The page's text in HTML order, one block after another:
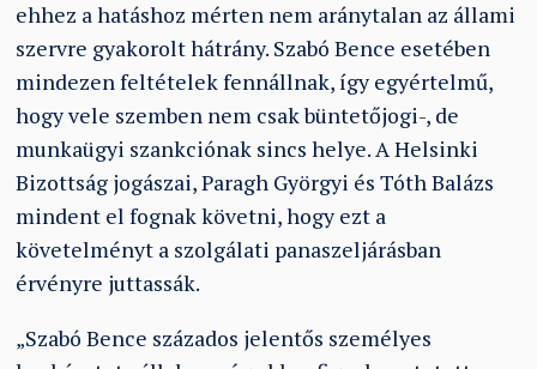
ehhez a hatáshoz mérten nem aránytalan az állami
szervre gyakorolt hátrány. Szabó Bence esetében
mindezen feltételek fennállnak, így egyértelmű,
hogy vele szemben nem csak büntetőjogi-, de
munkaügyi szankciónak sincs helye. A Helsinki
Bizottság jogászai, Paragh Györgyi és Tóth Balázs
mindent el fognak követni, hogy ezt a
követelményt a szolgálati panaszeljárásban
érvényre juttassák.
„Szabó Bence százados jelentős személyes